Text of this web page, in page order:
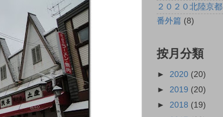
２０２０北陸京都
番外篇 (8)
按月分類
► 2020 (20)
► 2019 (20)
► 2018 (19)